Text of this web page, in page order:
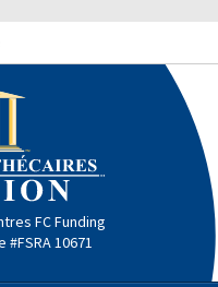
FC Funding
10671